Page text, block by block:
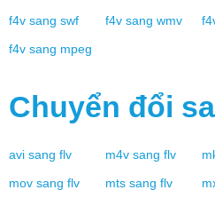
f4v sang swf f4v sang wmv
f4v sang mpeg
Chuyển đổi
avi sang flv m4v sang flv
mov sang flv mts sang flv